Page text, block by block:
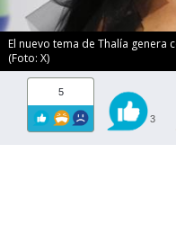
El nuevo tema de Thalía genera
(Foto: X)
5
3